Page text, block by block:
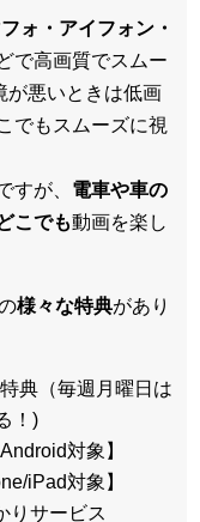
ォ・アイフォン・
で高画質でスムー
が悪いときは低画
でもスムーズに視
すが、 電車や車の
こでも動画を楽し
様々な特典があり
典（毎週月曜日は
！)
対象】
iPad対象】
りサービス